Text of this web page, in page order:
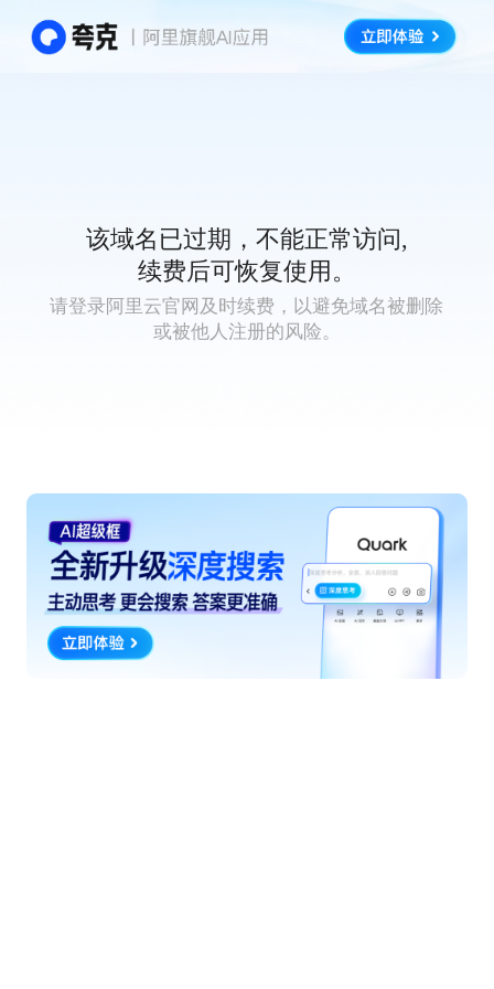
该域名已过期，不能正常访问,
续费后可恢复使用。
请登录阿里云官网及时续费，以避免域名被删除
或被他人注册的风险。